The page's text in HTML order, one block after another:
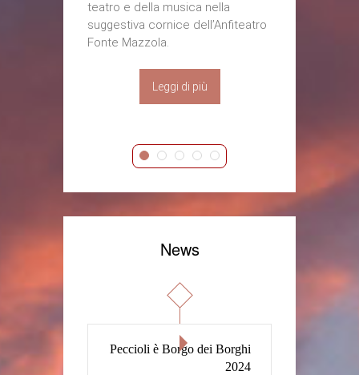
teatro e della musica nella
suggestiva cornice dell’Anfiteatro
Fonte Mazzola.
Leggi di più
News
Peccioli è Borgo dei Borghi
2024